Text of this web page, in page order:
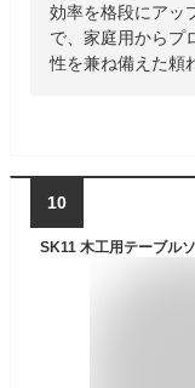
効率を格段にアッ
で、家庭用からプ
性を兼ね備えた頼
10
SK11 木工用テーブル